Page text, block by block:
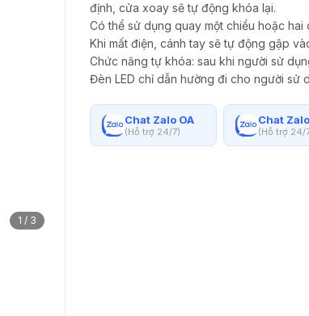
1 / 3
định, cửa xoay sẽ tự động khóa lại.
Có thể sử dụng quay một chiều hoặc hai
Khi mất điện, cánh tay sẽ tự động gập
Chức năng tự khóa: sau khi người sử
Đèn LED chỉ dẫn hường đi cho người sử
Chat Zalo OA
(Hỗ trợ 24/7)
Chat
(Hỗ trợ 24/